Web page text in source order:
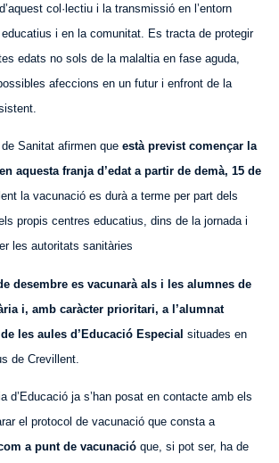
col·lectiu i la transmissió en l’entorn
i en la comunitat. Es tracta de protegir
edats no sols de la malaltia en fase aguda,
afeccions en un futur i enfront de la
Sanitat afirmen que està previst començar la
aquesta franja d’edat a partir de demà, 15 de
la vacunació es durà a terme per part dels
propis centres educatius, dins de la jornada i
les autoritats sanitàries
desembre es vacunarà als i les alumnes de
i, amb caràcter prioritari, a l’alumnat
de les aules d’Educació Especial situades en
de Crevillent.
d’Educació ja s’han posat en contacte amb els
el protocol de vacunació que consta a
a punt de vacunació que, si pot ser, ha de